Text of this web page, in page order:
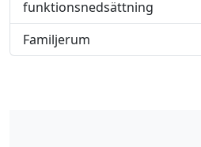
funktionsnedsättning
Familjerum